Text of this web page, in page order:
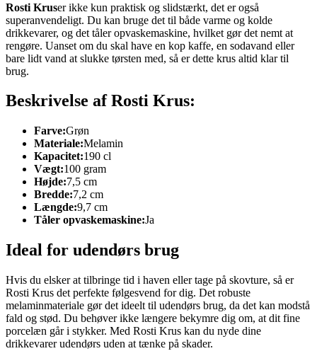
Rosti Kruser ikke kun praktisk og slidstærkt, det er også
superanvendeligt. Du kan bruge det til både varme og kolde
drikkevarer, og det tåler opvaskemaskine, hvilket gør det nemt at
rengøre. Uanset om du skal have en kop kaffe, en sodavand eller
bare lidt vand at slukke tørsten med, så er dette krus altid klar til
brug.
Beskrivelse af Rosti Krus:
Farve:Grøn
Materiale:Melamin
Kapacitet:190 cl
Vægt:100 gram
Højde:7,5 cm
Bredde:7,2 cm
Længde:9,7 cm
Tåler opvaskemaskine:Ja
Ideal for udendørs brug
Hvis du elsker at tilbringe tid i haven eller tage på skovture, så er
Rosti Krus det perfekte følgesvend for dig. Det robuste
melaminmateriale gør det ideelt til udendørs brug, da det kan modstå
fald og stød. Du behøver ikke længere bekymre dig om, at dit fine
porcelæn går i stykker. Med Rosti Krus kan du nyde dine
drikkevarer udendørs uden at tænke på skader.